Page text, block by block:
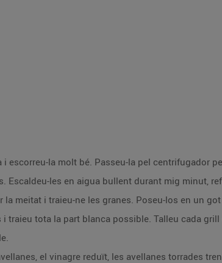
escorreu-la molt bé. Passeu-la pel centrifugador
Escaldeu-les en aigua bullent durant mig minut,
la meitat i traieu-ne les granes. Poseu-los en un
traieu tota la part blanca possible. Talleu cada
el vinagre reduït, les avellanes torrades